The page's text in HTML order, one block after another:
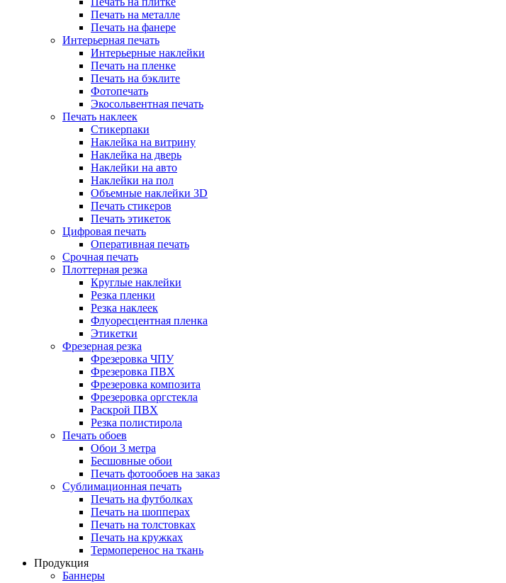
Печать на металле
Печать на фанере
Интерьерная печать
Интерьерные наклейки
Печать на пленке
Печать на бэклите
Фотопечать
Экосольвентная печать
Печать наклеек
Стикерпаки
Наклейка на витрину
Наклейка на дверь
Наклейки на авто
Наклейки на пол
Объемные наклейки 3D
Печать стикеров
Печать этикеток
Цифровая печать
Оперативная печать
Срочная печать
Плоттерная резка
Круглые наклейки
Резка пленки
Резка наклеек
Флуоресцентная пленка
Этикетки
Фрезерная резка
Фрезеровка ЧПУ
Фрезеровка ПВХ
Фрезеровка композита
Фрезеровка оргстекла
Раскрой ПВХ
Резка полистирола
Печать обоев
Обои 3 метра
Бесшовные обои
Печать фотообоев на заказ
Сублимационная печать
Печать на футболках
Печать на шопперах
Печать на толстовках
Печать на кружках
Термоперенос на ткань
Продукция
Баннеры